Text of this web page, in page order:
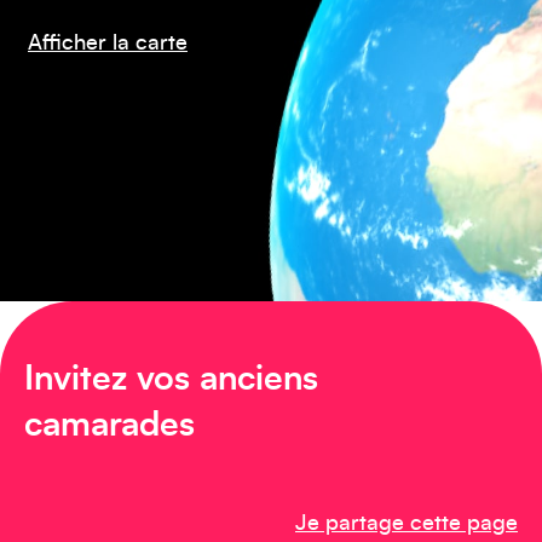
Afficher la carte
Invitez vos anciens
camarades
Je partage cette page
Afrique